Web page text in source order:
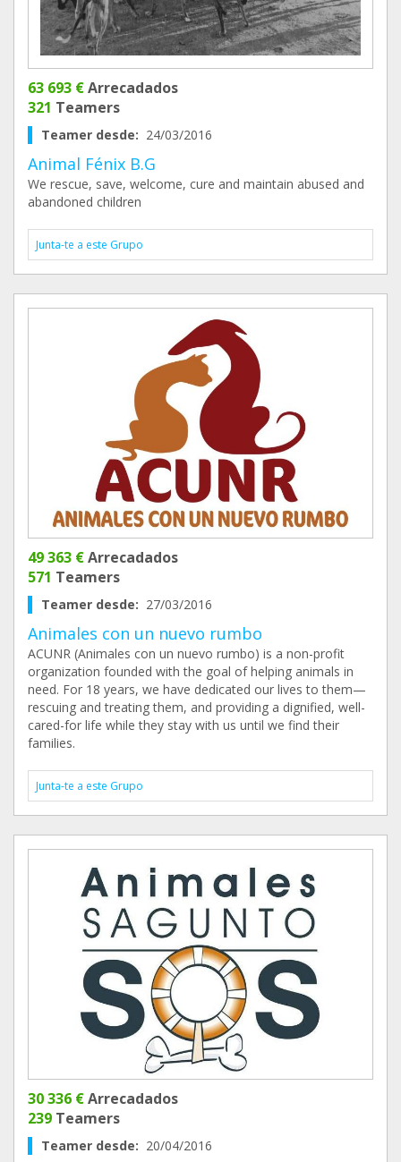
63 693 €Arrecadados
321 Teamers
Teamer desde: 24/03/2016
Animal Fénix B.G
We rescue, save, welcome, cure and maintain abused and
abandoned children
Junta-te a este Grupo
49 363 €Arrecadados
571 Teamers
Teamer desde: 27/03/2016
Animales con un nuevo rumbo
ACUNR (Animales con un nuevo rumbo) is a non-profit
organization founded with the goal of helping animals in
need. For 18 years, we have dedicated our lives to them—
rescuing and treating them, and providing a dignified, well-
cared-for life while they stay with us until we find their
families.
Junta-te a este Grupo
30 336 €Arrecadados
239 Teamers
Teamer desde: 20/04/2016